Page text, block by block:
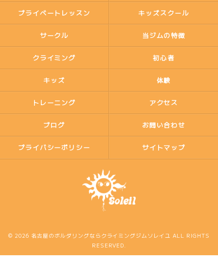
プライベートレッスン キッズスクール
サークル 当ジムの特徴
クライミング 初心者
キッズ 体験
トレーニング アクセス
ブログ お問い合わせ
プライバシーポリシー サイトマップ
© 2026 名古屋のボルダリングならクライミングジムソレイユ ALL RIGHTS
RESERVED.